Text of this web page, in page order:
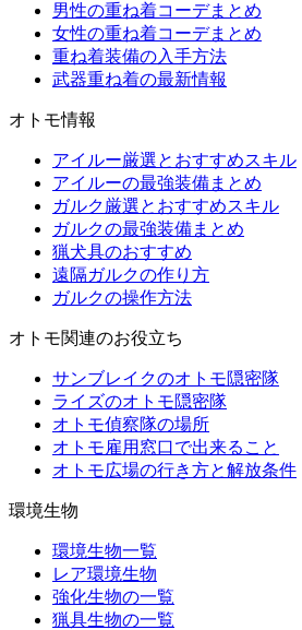
男性の重ね着コーデまとめ
女性の重ね着コーデまとめ
重ね着装備の入手方法
武器重ね着の最新情報
オトモ情報
アイルー厳選とおすすめスキル
アイルーの最強装備まとめ
ガルク厳選とおすすめスキル
ガルクの最強装備まとめ
猟犬具のおすすめ
遠隔ガルクの作り方
ガルクの操作方法
オトモ関連のお役立ち
サンブレイクのオトモ隠密隊
ライズのオトモ隠密隊
オトモ偵察隊の場所
オトモ雇用窓口で出来ること
オトモ広場の行き方と解放条件
環境生物
環境生物一覧
レア環境生物
強化生物の一覧
猟具生物の一覧